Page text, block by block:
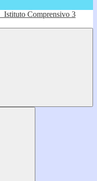
Istituto Comprensivo 3